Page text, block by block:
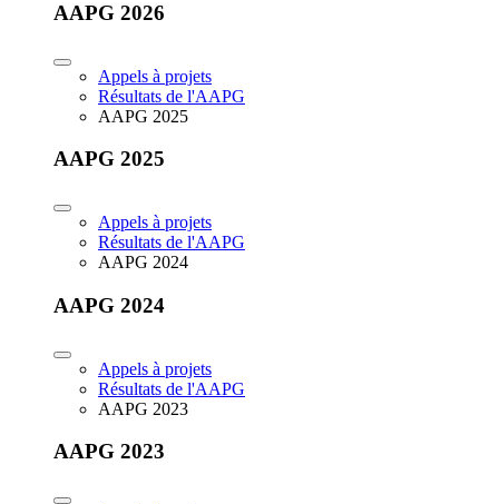
AAPG 2026
Appels à projets
Résultats de l'AAPG
AAPG 2025
AAPG 2025
Appels à projets
Résultats de l'AAPG
AAPG 2024
AAPG 2024
Appels à projets
Résultats de l'AAPG
AAPG 2023
AAPG 2023